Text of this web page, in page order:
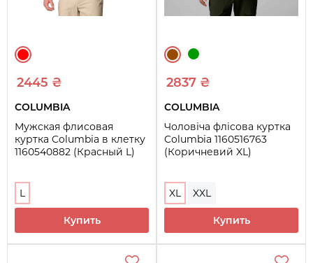
2445 ₴
COLUMBIA
Мужская флисовая
куртка Columbia в клетку
1160540882 (Красный L)
L
Купить
2837 ₴
COLUMBIA
Чоловіча флісова куртка
Columbia 1160516763
(Коричневий XL)
XL XXL
Купить